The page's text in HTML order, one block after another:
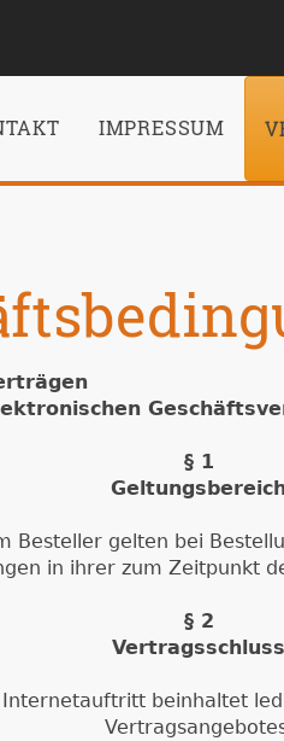
IMPRESSUM
§ 1
Besteller gelten bei
in ihrer zum Zeitpunkt
§ 2
Vertragsschluss
beinhaltet